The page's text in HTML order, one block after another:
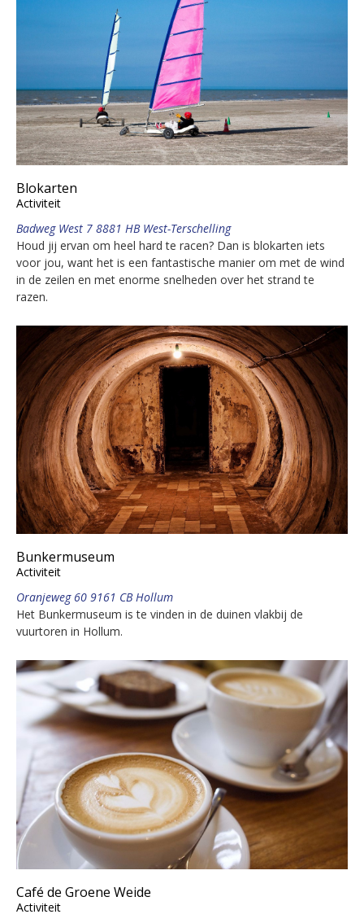
Blokarten
Activiteit
Badweg West 7 8881 HB West-Terschelling
Houd jij ervan om heel hard te racen? Dan is blokarten iets
voor jou, want het is een fantastische manier om met de wind
in de zeilen en met enorme snelheden over het strand te
razen.
Bunkermuseum
Activiteit
Oranjeweg 60 9161 CB Hollum
Het Bunkermuseum is te vinden in de duinen vlakbij de
vuurtoren in Hollum.
Café de Groene Weide
Activiteit